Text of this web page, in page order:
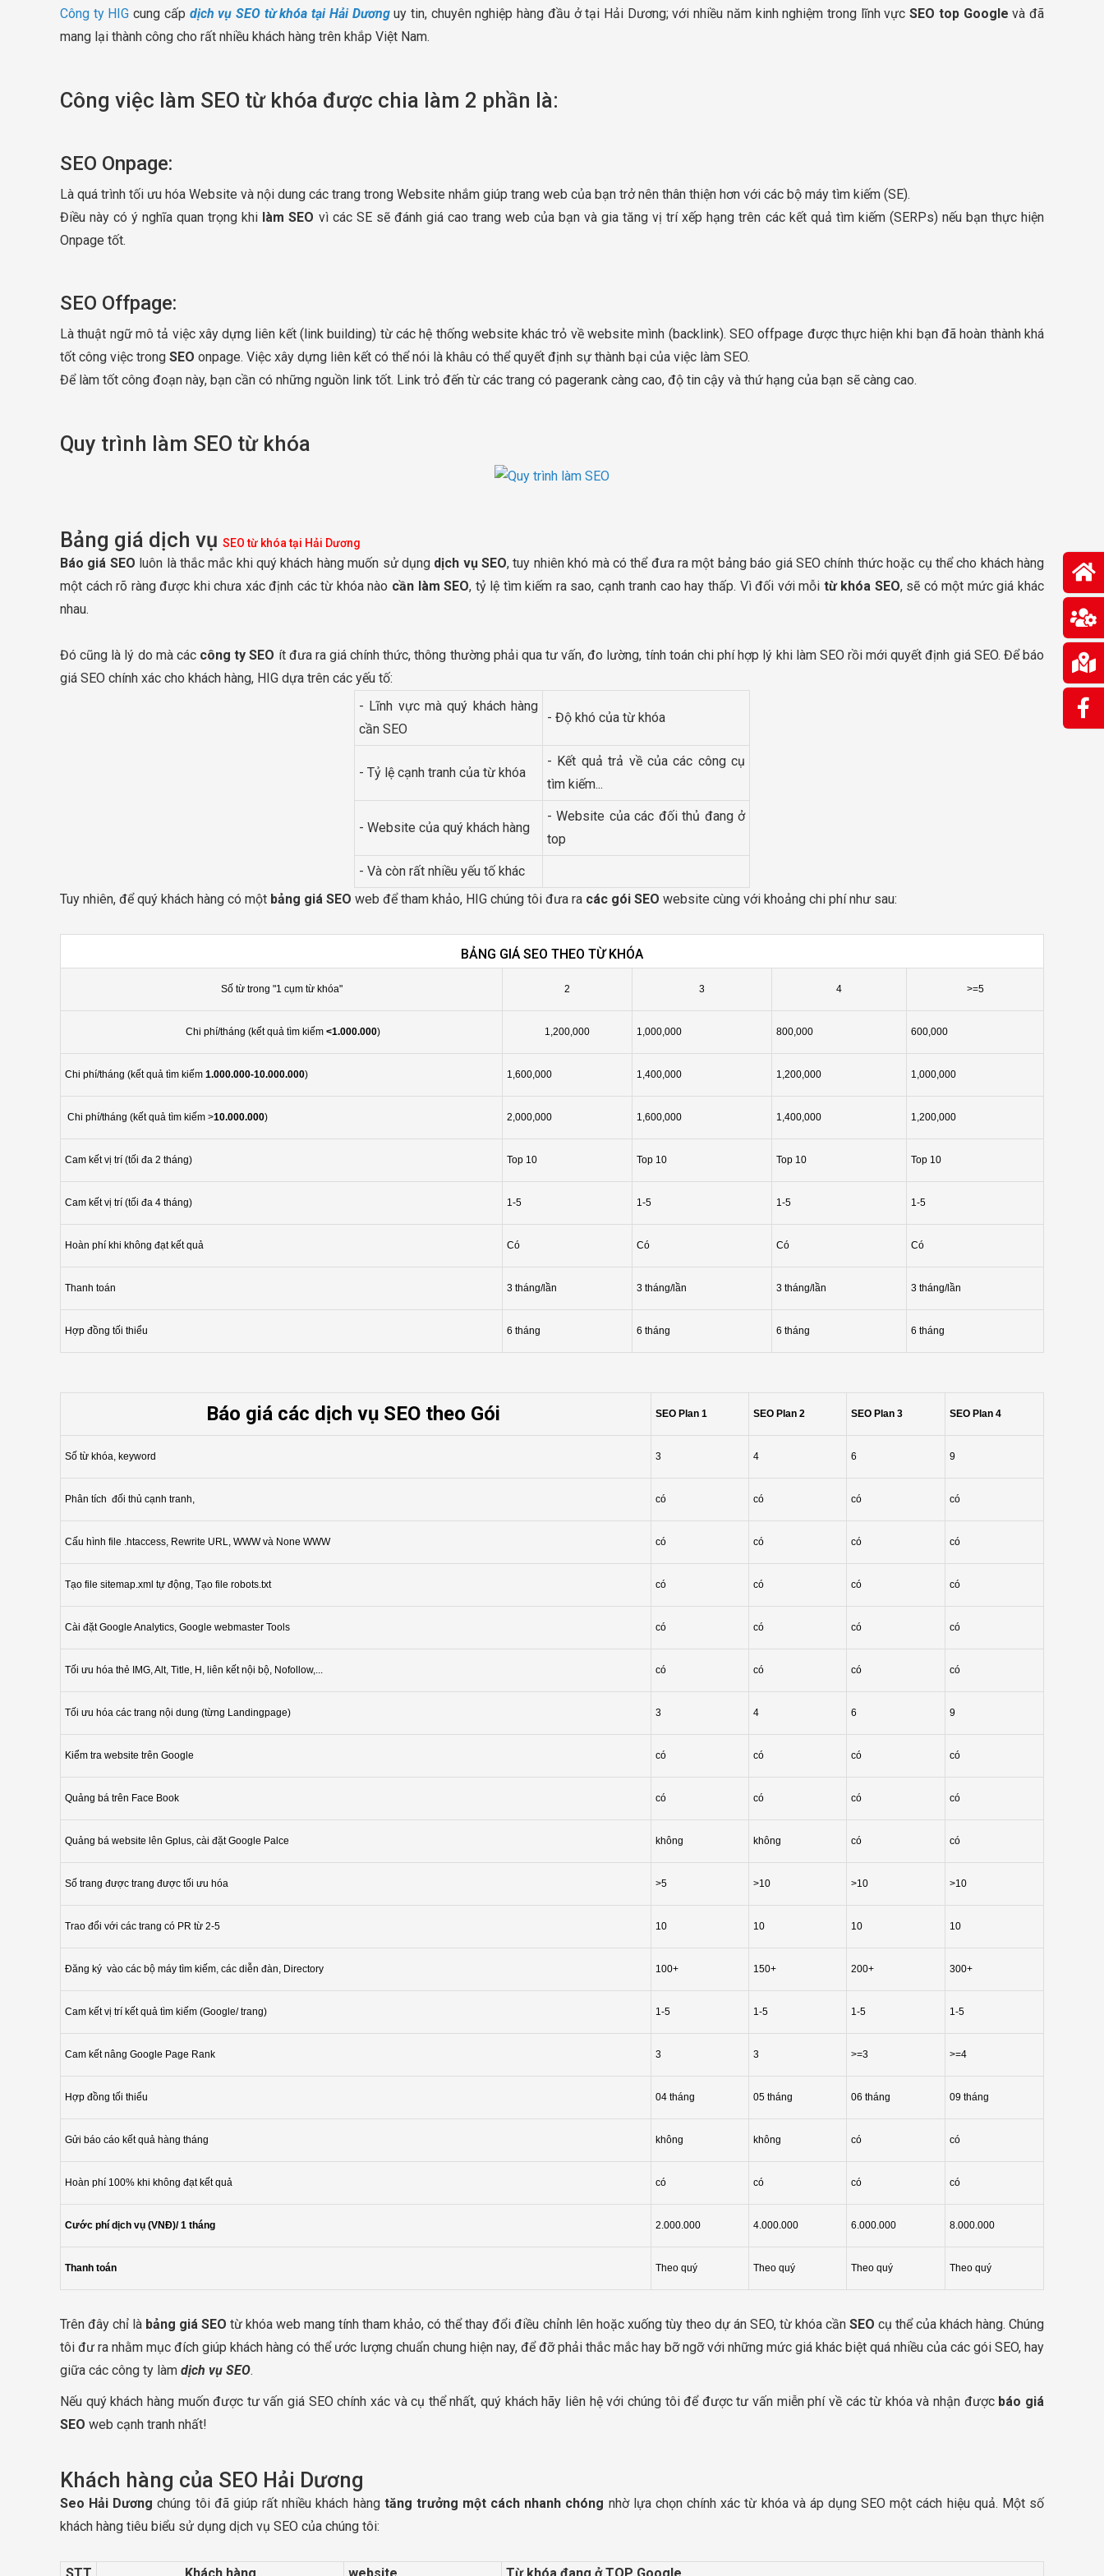
Công ty HIG cung cấp dịch vụ SEO từ khóa tại Hải Dươnguy tin, chuyên nghiệp hàng đầu ở tại Hải Dương; với nhiều năm kinh nghiệm trong lĩnh vựcSEO top Google và đã
mang lại thành công cho rất nhiều khách hàng trên khắp Việt Nam.
Công việc làm SEO từ khóa được chia làm 2 phần là:
SEO Onpage:
Là quá trình tối ưu hóa Website và nội dung các trang trong Website nhắm giúp trang web của bạn trở nên thân thiện hơn với các bộ máy tìm kiếm (SE).
Điều này có ý nghĩa quan trọng khi làm SEO vì các SE sẽ đánh giá cao trang web của bạn và gia tăng vị trí xếp hạng trên các kết quả tìm kiếm (SERPs) nếu bạn thực hiện
Onpage tốt.
SEO Offpage:
Là thuật ngữ mô tả việc xây dựng liên kết (link building) từ các hệ thống website khác trỏ về website mình (backlink). SEO offpage được thực hiện khi bạn đã hoàn thành khá
tốt công việc trong SEO onpage. Việc xây dựng liên kết có thể nói là khâu có thể quyết định sự thành bại của việc làm SEO.
Để làm tốt công đoạn này, bạn cần có những nguồn link tốt. Link trỏ đến từ các trang có pagerank càng cao, độ tin cậy và thứ hạng của bạn sẽ càng cao.
Quy trình làm SEO từ khóa
Bảng giá dịch vụ SEO từ khóa tại Hải Dương
Báo giá SEO luôn là thắc mắc khi quý khách hàng muốn sử dụng dịch vụ SEO, tuy nhiên khó mà có thể đưa ra một bảng báo giá SEO chính thức hoặc cụ thể cho khách hàng
một cách rõ ràng được khi chưa xác định các từ khóa nào cần làm SEO, tỷ lệ tìm kiếm ra sao, cạnh tranh cao hay thấp. Vì đối với mỗi từ khóa SEO, sẽ có một mức giá khác
nhau.
Đó cũng là lý do mà các công ty SEO ít đưa ra giá chính thức, thông thường phải qua tư vấn, đo lường, tính toán chi phí hợp lý khi làm SEO rồi mới quyết định giá SEO. Để báo
giá SEO chính xác cho khách hàng, HIG dựa trên các yếu tố:
- Lĩnh vực mà quý khách hàng
cần SEO
- Độ khó của từ khóa
- Tỷ lệ cạnh tranh của từ khóa
- Kết quả trả về của các công cụ
tìm kiếm...
- Website của quý khách hàng
- Website của các đối thủ đang ở
top
- Và còn rất nhiều yếu tố khác
Tuy nhiên, để quý khách hàng có một bảng giá SEO web để tham khảo, HIG chúng tôi đưa ra các gói SEO website cùng với khoảng chi phí như sau:
BẢNG GIÁ SEO THEO TỪ KHÓA
Số từ trong "1 cụm từ khóa" 2 3 4 >=5
Chi phí/tháng (kết quả tìm kiếm <1.000.000) 1,200,000 1,000,000 800,000 600,000
Chi phí/tháng (kết quả tìm kiếm 1.000.000-10.000.000) 1,600,000 1,400,000 1,200,000 1,000,000
Chi phí/tháng (kết quả tìm kiếm >10.000.000) 2,000,000 1,600,000 1,400,000 1,200,000
Cam kết vị trí (tối đa 2 tháng) Top 10 Top 10 Top 10 Top 10
Cam kết vị trí (tối đa 4 tháng) 1-5 1-5 1-5 1-5
Hoàn phí khi không đạt kết quả Có Có Có Có
Thanh toán 3 tháng/lần 3 tháng/lần 3 tháng/lần 3 tháng/lần
Hợp đồng tối thiểu 6 tháng 6 tháng 6 tháng 6 tháng
Báo giá các dịch vụ SEO theo Gói SEO Plan 1 SEO Plan 2 SEO Plan 3 SEO Plan 4
Số từ khóa, keyword 3 4 6 9
Phân tích đối thủ cạnh tranh, có có có có
Cấu hình file .htaccess, Rewrite URL, WWW và None WWW có có có có
Tạo file sitemap.xml tự động, Tạo file robots.txt có có có có
Cài đặt Google Analytics, Google webmaster Tools có có có có
Tối ưu hóa thẻ IMG, Alt, Title, H, liên kết nội bộ, Nofollow,... có có có có
Tối ưu hóa các trang nội dung (từng Landingpage) 3 4 6 9
Kiểm tra website trên Google có có có có
Quảng bá trên Face Book có có có có
Quảng bá website lên Gplus, cài đặt Google Palce không không có có
Số trang được trang được tối ưu hóa >5 >10 >10 >10
Trao đổi với các trang có PR từ 2-5 10 10 10 10
Đăng ký vào các bộ máy tìm kiếm, các diễn đàn, Directory 100+ 150+ 200+ 300+
Cam kết vị trí kết quả tìm kiếm (Google/ trang) 1-5 1-5 1-5 1-5
Cam kết nâng Google Page Rank 3 3 >=3 >=4
Hợp đồng tối thiểu 04 tháng 05 tháng 06 tháng 09 tháng
Gửi báo cáo kết quả hàng tháng không không có có
Hoàn phí 100% khi không đạt kết quả có có có có
Cước phí dịch vụ (VNĐ)/ 1 tháng 2.000.000 4.000.000 6.000.000 8.000.000
Thanh toán Theo quý Theo quý Theo quý Theo quý
Trên đây chỉ là bảng giá SEO từ khóa web mang tính tham khảo, có thể thay đổi điều chỉnh lên hoặc xuống tùy theo dự án SEO, từ khóa cần SEO cụ thể của khách hàng. Chúng
tôi đư ra nhằm mục đích giúp khách hàng có thể ước lượng chuẩn chung hiện nay, để đỡ phải thắc mắc hay bỡ ngỡ với những mức giá khác biệt quá nhiều của các gói SEO, hay
giữa các công ty làm dịch vụ SEO.
Nếu quý khách hàng muốn được tư vấn giá SEO chính xác và cụ thể nhất, quý khách hãy liên hệ với chúng tôi để được tư vấn miễn phí về các từ khóa và nhận được báo giá
SEO web cạnh tranh nhất!
Khách hàng của SEO Hải Dương
Seo Hải Dương chúng tôi đã giúp rất nhiều khách hàng tăng trưởng một cách nhanh chóng nhờ lựa chọn chính xác từ khóa và áp dụng SEO một cách hiệu quả. Một số
khách hàng tiêu biểu sử dụng dịch vụ SEO của chúng tôi: